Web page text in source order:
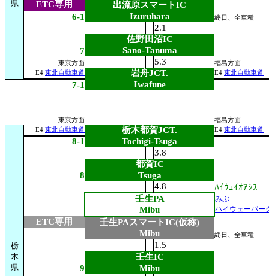
県
ETC専用
出流原スマートIC
6-1
Izuruhara 終日、全車種
2.1
佐野田沼IC
7
Sano-Tanuma
東京方面 5.3
福島方面
E4 東北自動車道 岩舟JCT. E4 東北自動車道
7-1 Iwafune
東京方面 福島方面
栃
木
県
E4 東北自動車道 栃木都賀JCT. E4 東北自動車道
8-1
Tochigi-Tsuga
3.8
都賀IC
8
Tsuga
4.8
ﾊｲｳｪｲｵｱｼｽ
壬生PA
みぶ
ハイウェーパー
Mibu
ETC専用
壬生PAスマートIC(仮称)
Mibu
終日、全車種
1.5
壬生IC
9
Mibu